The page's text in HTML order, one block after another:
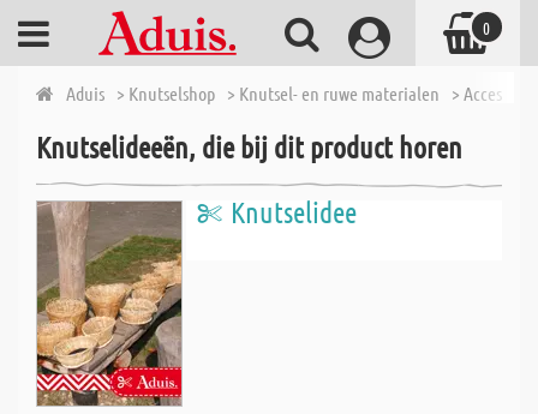
Aduis > Knutselshop > Knutsel- en ruwe materialen >
Knutselideeën, die bij dit product horen
Knutselidee
0